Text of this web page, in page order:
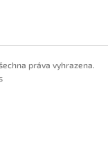
práva vyhrazena.